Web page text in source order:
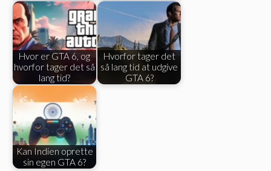
Hvor er GTA 6, og
hvorfor tager det så
lang tid?
Hvorfor tager det
så lang tid at udgive
GTA 6?
Kan Indien oprette
sin egen GTA 6?